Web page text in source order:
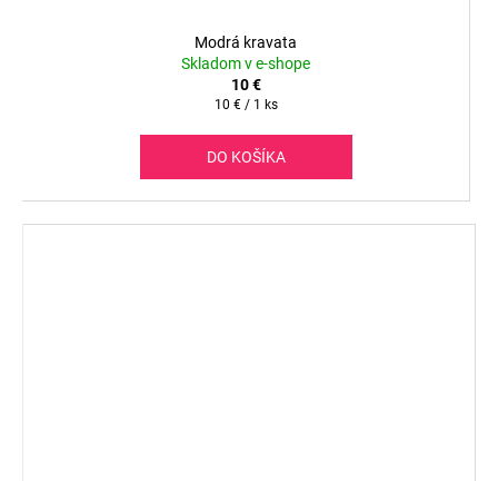
Modrá kravata
Skladom v e-shope
10 €
Jednotková
10 € / 1 ks
DO KOŠÍKA